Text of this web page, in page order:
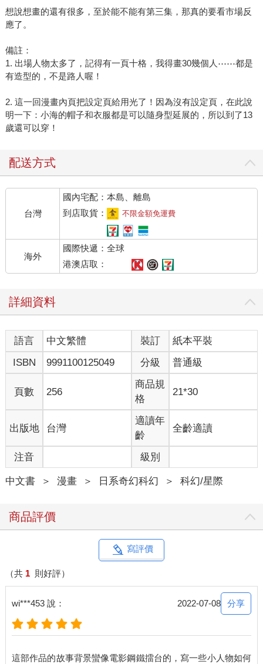
想說想畫的還有很多，至於能不能有第三集，那真的要看市場反
應了。
備註：
1. 出場人物太多了，記得有一頁十格，我得畫30幾個人⋯⋯都是
有造型的，不是路人喔！
2. 這一回漫畫內頁把設定頁給用光了！因為沒有設定頁，在此說
明一下：小海的帽子和衣服都是可以隨身型延展的，所以到了13
歲還可以穿！
配送方式
台灣
國內宅配：本島、離島
到店取貨：
不限金額免運費
海外
國際快遞：全球
港澳店取：
詳細資料
語言 中文繁體 裝訂
紙本平裝
ISBN
9991100125049 分級 普通級
頁數 256
商品規
格
21*30
出版地 台灣
適讀年
齡
全齡適讀
注音 級別
中文書 ＞ 漫畫 ＞ 日系奇幻科幻 ＞ 科幻/星際
商品評價
寫評價
（共 1 則好評）
wi***453 說： 2022-07-08 分享
這部作品的故事背景蠻像電影鋼鐵擂台的，寫一些小人物如何